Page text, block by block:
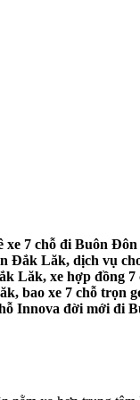
7 chỗ đi Buôn
Lăk, dịch vụ
Lăk, xe hợp đồng
bao xe 7 chỗ trọn
Innova đời mới đi